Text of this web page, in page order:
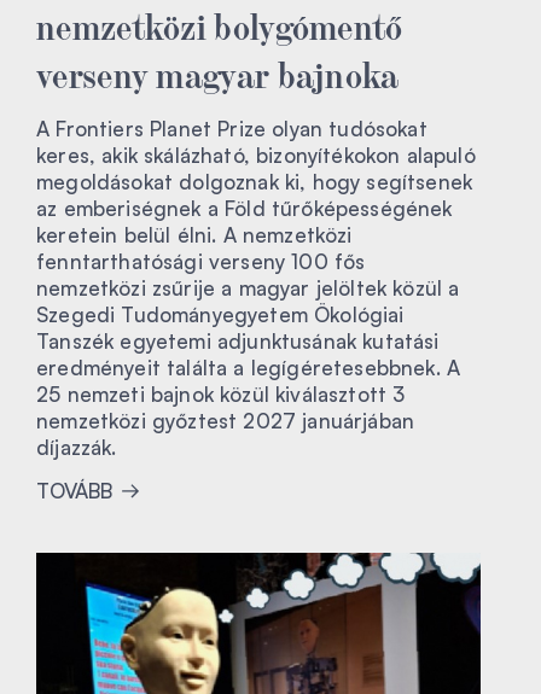
nemzetközi bolygómentő
verseny magyar bajnoka
A Frontiers Planet Prize olyan tudósokat
keres, akik skálázható, bizonyítékokon alapuló
megoldásokat dolgoznak ki, hogy segítsenek
az emberiségnek a Föld tűrőképességének
keretein belül élni. A nemzetközi
fenntarthatósági verseny 100 fős
nemzetközi zsűrije a magyar jelöltek közül a
Szegedi Tudományegyetem Ökológiai
Tanszék egyetemi adjunktusának kutatási
eredményeit találta a legígéretesebbnek. A
25 nemzeti bajnok közül kiválasztott 3
nemzetközi győztest 2027 januárjában
díjazzák.
TOVÁBB